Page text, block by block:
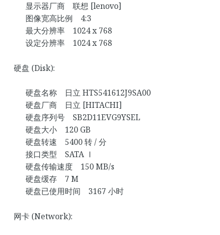
显示器厂商 联想 [lenovo]
图像宽高比例 4:3
最大分辨率 1024 x 768
设定分辨率 1024 x 768
硬盘 (Disk):
硬盘名称 日立 HTS541612J9SA00
硬盘厂商 日立 [HITACHI]
硬盘序列号 SB2D11EVG9YSEL
硬盘大小 120 GB
硬盘转速 5400 转 / 分
接口类型 SATA Ⅰ
硬盘传输速度 150 MB/s
硬盘缓存 7 M
硬盘已使用时间 3167 小时
网卡 (Network):